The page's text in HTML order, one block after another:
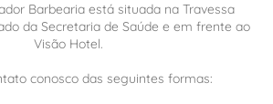
Barbearia está situada na Travessa
da Secretaria de Saúde e em frente ao
Visão Hotel.
conosco das seguintes formas: